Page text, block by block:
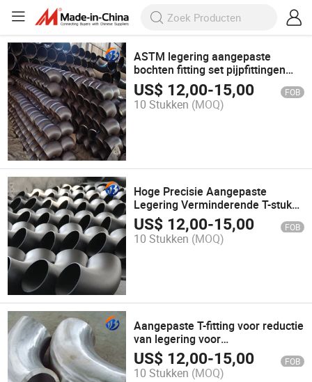
ASTM legering aangepaste
bochten fitting set pijpfittingen
accessoires by-F001
US$ 12,00-15,00 FOB
10 Stukken (MOQ)
Hoge Precisie Aangepaste
Legering Verminderende T-stuk
Pijp Fitting
US$ 12,00-15,00 FOB
10 Stukken (MOQ)
Aangepaste T-fitting voor reductie
van legering voor
buisaccessoires
US$ 12,00-15,00 FOB
10 Stukken (MOQ)